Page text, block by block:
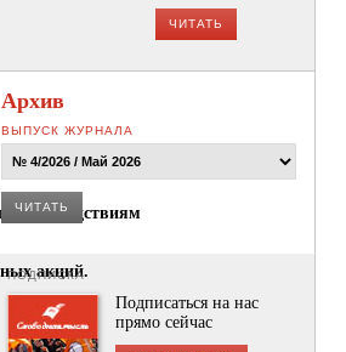
последствиям
акций.
ЧИТАТЬ
Архив
ВЫПУСК ЖУРНАЛА
ЧИТАТЬ
ПОДПИСКА
Подписаться на нас
прямо сейчас